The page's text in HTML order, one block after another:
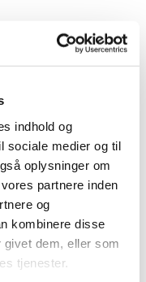
indhold og
sociale medier og til
oplysninger om
partnere inden
og
kombinere disse
givet dem, eller som
tjenester.
til egne
løbende. Det
næste.
– gerne
for både